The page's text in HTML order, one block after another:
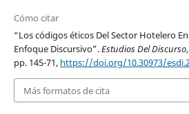
Cómo citar
“Los códigos éticos Del Sector Hotelero
Enfoque Discursivo”.Estudios Del Discurso
pp. 145-71, https://doi.org/10.30973/
Más formatos de cita